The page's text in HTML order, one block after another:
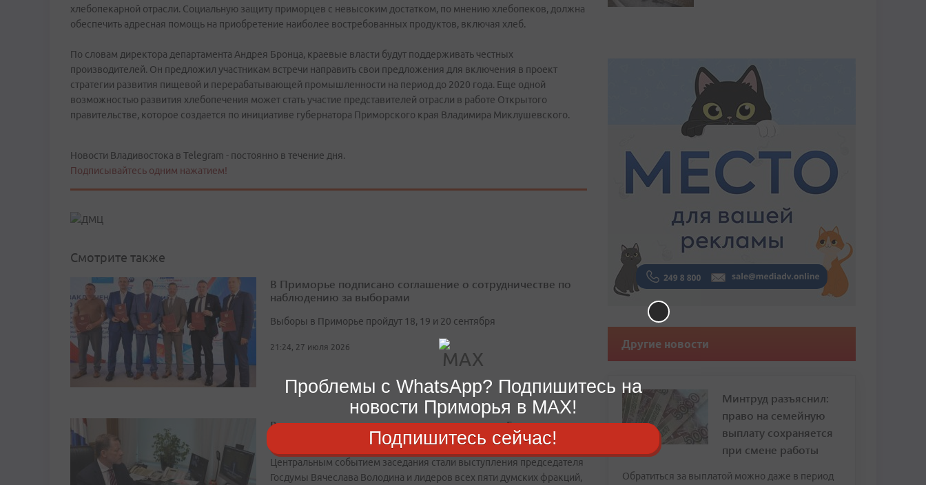
хлебопекарной отрасли. Социальную защиту приморцев с невысоким достатком, по мнению хлебопеков, должна
обеспечить адресная помощь на приобретение наиболее востребованных продуктов, включая хлеб.
По словам директора департамента Андрея Бронца, краевые власти будут поддерживать честных
производителей. Он предложил участникам встречи направить свои предложения для включения в проект
стратегии развития пищевой и перерабатывающей промышленности на период до 2020 года. Еще одной
возможностью развития хлебопечения может стать участие представителей отрасли в работе Открытого
правительстве, которое создается по инициативе губернатора Приморского края Владимира Миклушевского.
Новости Владивостока в Telegram - постоянно в течение дня.
Подписывайтесь одним нажатием!
Смотрите также
В Приморье подписано соглашение о сотрудничестве по
наблюдению за выборами
Выборы в Приморье пройдут 18, 19 и 20 сентября
21:24, 27 июля 2026
Волошко принял участие в закрытии сессии Госдумы в
Центральным событием заседания стали выступления председателя
Госдумы Вячеслава Володина и лидеров всех пяти думских фракций,
Другие новости
Минтруд разъяснил:
право на семейную
выплату сохраняется
при смене работы
Обратиться за выплатой можно даже в период
Проблемы с WhatsApp? Подпишитесь на
новости Приморья в MAX!
Подпишитесь сейчас!